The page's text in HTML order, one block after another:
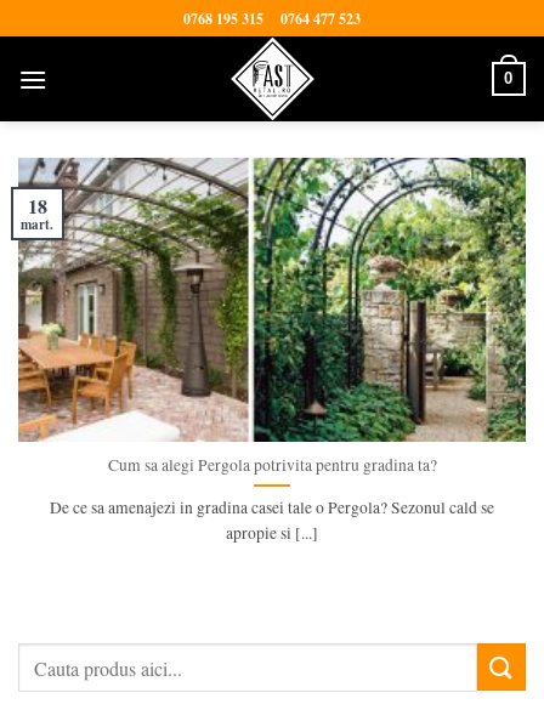
to
content
0768 195 315 0764 477 523
0
Cum sa alegi Pergola potrivita pentru gradina ta?
De ce sa amenajezi in gradina casei tale o Pergola? Sezonul cald se
apropie si [...]
18
mart.